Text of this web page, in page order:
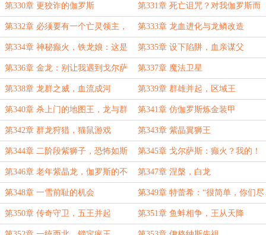
与机制（三章狂更，求月票！）
第330章 更狡诈的伽罗斯 第331章 死亡诅咒？对我伽罗斯而
言是祝福呀！
第332章 必须要有一个亡灵领主，
军团抵达
第333章 龙血进化与龙鳞改造
第334章 神秘癫火，铁龙娘：这是
戈尔顿？
第335章 设下陷阱，血亲谋父
第336章 金龙：别让我遇到戈尔萨
斯的后代，否则......
第337章 魔法卫星
第338章 龙群之威，血流成河 第339章 群雄并起，区域王
第340章 杀上门的地图王，龙与群
狮
第341章 仿伽罗斯炼金装甲
第342章 群龙狩猎，猫鼠游戏 第343章 紫晶翼狮王
第344章 二阶段紫狮子，恐怖如斯 第345章 戈尔萨斯：癫火？我的！
第346章 老年紫晶龙，伽罗斯的不
安
第347章 涅槃，白龙
第348章 一雪前耻的机会 第349章 特蕾希：“很简单，你们尽
情的侮辱我就是了！”
第350章 传奇守卫，五王并起 第351章 鱼蚌相争，王从天降